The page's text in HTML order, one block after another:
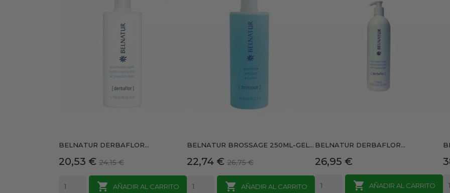
BELNATUR DERBAFLOR...
Precio
20,53 € Precio
base
24,15 €
 AÑADIR AL CARRITO
BELNATUR BROSSAGE 250ML-GEL...
Precio
22,74 € Precio
base
26,75 €
 AÑADIR AL CARRITO
BELNATUR DERBAFLOR...
Precio
26,95 €

AÑADIR AL CARRITO